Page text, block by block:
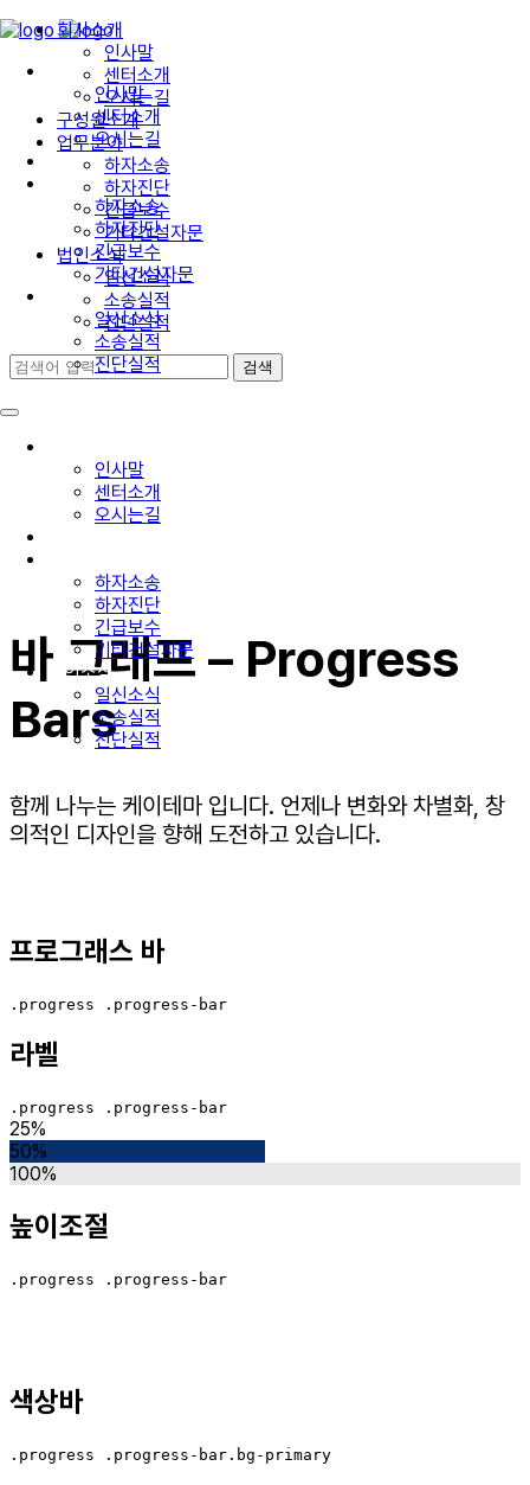
회사소개
인사말
센터소개
오시는길
구성원소개
업무분야
하자소송
하자진단
긴급보수
기타건설자문
법인소식
일신소식
소송실적
진단실적
인사말
센터소개
오시는길
하자소송
하자진단
긴급보수
기타건설자문
법인소식
일신소식
소송실적
진단실적
회사소개
인사말
센터소개
오시는길
구성원소개
업무분야
하자소송
하자진단
긴급보수
기타건설자문
법인소식
일신소식
소송실적
진단실적
바 그래프 – Progress
Bars
함께 나누는 케이테마 입니다. 언제나 변화와 차별화, 창
의적인 디자인을 향해 도전하고 있습니다.
프로그래스 바
.progress .progress-bar
라벨
.progress .progress-bar
25%
50%
100%
높이조절
.progress .progress-bar
색상바
.progress .progress-bar.bg-primary